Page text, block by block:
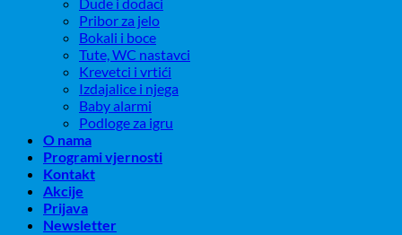
Dude i dodaci
Pribor za jelo
Bokali i boce
Tute, WC nastavci
Krevetci i vrtići
Izdajalice i njega
Baby alarmi
Podloge za igru
O nama
Programi vjernosti
Kontakt
Akcije
Prijava
Newsletter